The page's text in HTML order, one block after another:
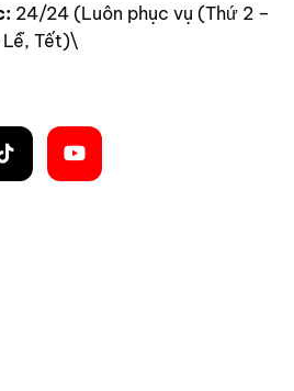
24/24 (Luôn phục vụ (Thứ 2 –
Lễ, Tết)\